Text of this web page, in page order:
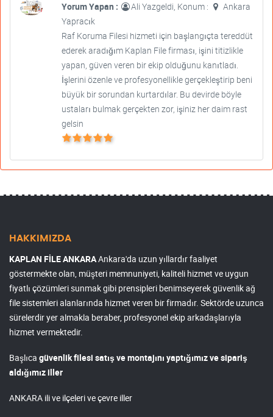
Yorum Yapan : Ali Yazgeldi, Konum :
Ankara
Yapracık
Raf Koruma Filesi hizmeti için başlangıçta tereddüt
ederek aradığım Kaplan File firması, işini titizlikle
yapan, güven veren bir ekip olduğunu kanıtladı.
İşlerini özenle ve profesyonellikle gerçekleştirip beni
büyük bir sorundan kurtardılar. Bu devirde böyle
ustaları bulmak gerçekten zor, işiniz her daim rast
gelsin
HAKKIMIZDA
KAPLAN FİLE ANKARAAnkara'da uzun yıllardır faaliyet
göstermekte olan, müşteri memnuniyeti, kaliteli hizmet ve uygun
fiyatlı çözümleri sunmak gibi prensipleri benimseyerek güvenlik ağ
file sistemleri alanlarında hizmet veren bir firmadır. Sektörde uzunca
sürelerdir yer almakla beraber, profesyonel ekip arkadaşlarıyla
hizmet vermektedir.
Başlıca güvenlik filesi satış ve montajını yaptığımız ve sipariş
aldığımız iller
ANKARA ili ve ilçeleri ve çevre iller